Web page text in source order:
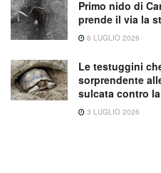
Primo nido di
prende il via la
6 LUGLIO 2026
Le testuggini
sorprendente
sulcata contro
3 LUGLIO 2026